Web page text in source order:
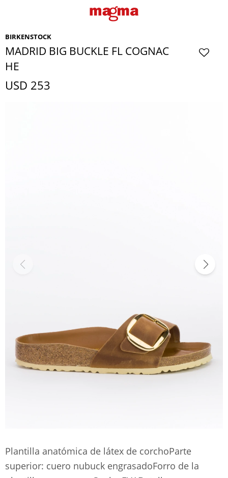
BIRKENSTOCK
MADRID BIG BUCKLE FL COGNAC
HE
USD 253
Plantilla anatómica de látex de corchoParte
superior: cuero nubuck engrasadoForro de la